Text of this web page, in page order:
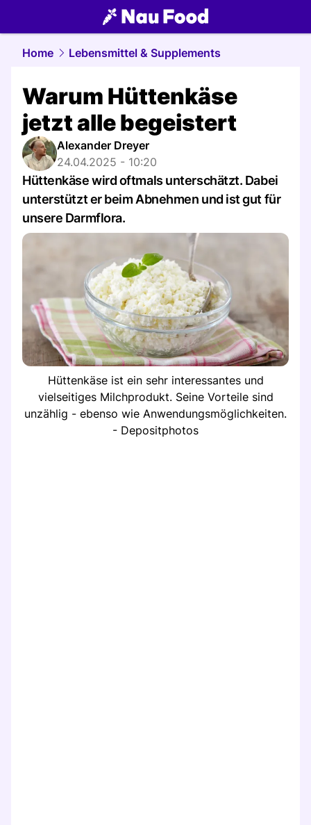
food.NAU.ch
Home Lebensmittel & Supplements
Warum Hüttenkäse
jetzt alle begeistert
Alexander Dreyer
24.04.2025 - 10:20
Hüttenkäse wird oftmals unterschätzt. Dabei
unterstützt er beim Abnehmen und ist gut für
unsere Darmflora.
Hüttenkäse ist ein sehr interessantes und
vielseitiges Milchprodukt. Seine Vorteile sind
unzählig - ebenso wie Anwendungsmöglichkeiten.
- Depositphotos